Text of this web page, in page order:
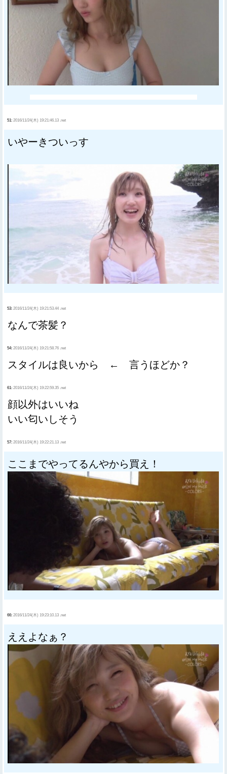
51: 2016/11/24(木) 19:21:46.13 .net
いやーきついっす
53: 2016/11/24(木) 19:21:53.44 .net
なんで茶髪？
54: 2016/11/24(木) 19:21:58.76 .net
スタイルは良いから ← 言うほどか？
61: 2016/11/24(木) 19:22:59.35 .net
顔以外はいいね
いい匂いしそう
57: 2016/11/24(木) 19:22:21.13 .net
ここまでやってるんやから買え！
66: 2016/11/24(木) 19:23:10.13 .net
ええよなぁ？